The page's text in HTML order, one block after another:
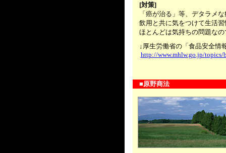
[対策]
「癌が治る」等、デタラメな
飲用と共に気をつけて生活習
ほとんどは気持ちの問題なの
↓厚生労働省の「食品安全情
http://www.mhlw.go.jp/
■原野商法